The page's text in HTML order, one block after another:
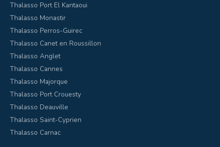
Thalasso Port El Kantaoui
Thalasso Monastir
Thalasso Perros-Guirec
Thalasso Canet en Roussillon
Thalasso Anglet
Thalasso Cannes
Thalasso Majorque
Thalasso Port Crouesty
Thalasso Deauville
Thalasso Saint-Cyprien
Thalasso Carnac